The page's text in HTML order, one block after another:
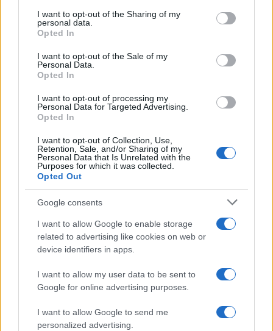
not limited to your visit or usage behaviour. You may click to
grant or deny consent to Google and its third-party tags to
use your data for below specified purposes in below Google
consent section.
I want to opt-out of the Sharing of my
personal data.
Opted In
I want to opt-out of the Sale of my
Personal Data.
Opted In
I want to opt-out of processing my
Personal Data for Targeted Advertising.
Opted In
I want to opt-out of Collection, Use,
Retention, Sale, and/or Sharing of my
Personal Data that Is Unrelated with the
Purposes for which it was collected.
Opted Out
Google consents
I want to allow Google to enable storage
related to advertising like cookies on web or
device identifiers in apps.
I want to allow my user data to be sent to
Google for online advertising purposes.
I want to allow Google to send me
personalized advertising.
Μυστράς: Αλλαγή στην υπερασπιστική
γραμμή του 55χρονου που έκρυψε τον
νεκρό πατέρα του σε καταψύκτη – Η
αγάπη στους γονείς και η διαφωνία με την
αδερφή του
Ιωάννα Τούνη: Η throwback φωτογραφία
από την Ίμπιζα με τον Δημήτρη
Τραγωδία στις Σέρρες: «Τα έχασα όλα, κάτι
με τράβαγε στην καρδιά μου», λέει ο
τροχαίο
Πιο σχολιασμένα
Marfin: Η 46χρονη πήρε προθεσμία για
να απολογηθεί την Τρίτη – «Είναι αθώα,
συμμετείχε στη διαδήλωση όπως και
100.000 άτομα»
για τη Δημοκρατία: «Καρυστιανού,
Γρατσία και Γαλανός μετέτρεψαν το
κίνημα σε φοβικό αρχηγικό κόμμα»
Μεταφορές χρημάτων: Πότε μπορεί να
θεωρηθούν δωρεές και να επιβληθεί